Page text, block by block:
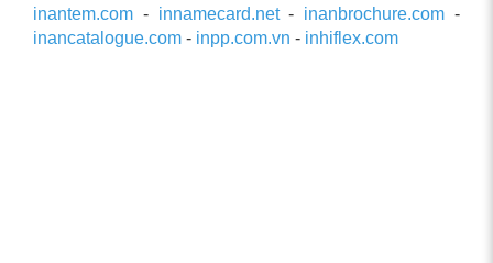
inantem.com - innamecard.net- inanbrochure.com -
inancatalogue.com - inpp.com.vn - inhiflex.com